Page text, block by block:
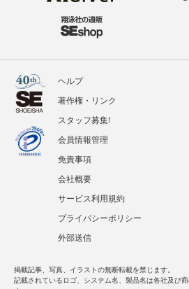
ヘルプ
著作権・リンク
スタッフ募集!
会員情報管理
免責事項
会社概要
サービス利用規約
プライバシーポリシー
外部送信
掲載記事、写真、イラストの無断転載を禁じます。
記載されているロゴ、システム名、製品名は各社及び